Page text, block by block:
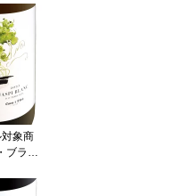
フ
樽熟
熟成 グ
ン ルー
レレ
・グリ
ルワイ
ラ・フ
対象商
ラン
イン
ボディ